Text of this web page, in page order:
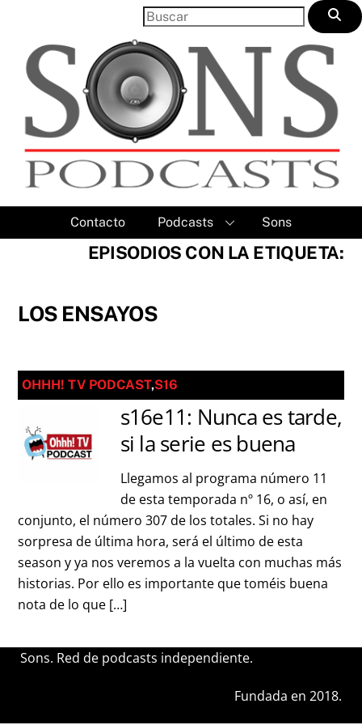
content
Contacto Podcasts Sons
EPISODIOS CON LA ETIQUETA:
LOS ENSAYOS
OHHH! TV PODCAST,S16
s16e11: Nunca es tarde,
si la serie es buena
Llegamos al programa número 11
de esta temporada nº 16, o así, en
conjunto, el número 307 de los totales. Si no hay
sorpresa de última hora, será el último de esta
season y ya nos veremos a la vuelta con muchas más
historias. Por ello es importante que toméis buena
nota de lo que […]
Sons. Red de podcasts independiente.
Fundada en 2018.